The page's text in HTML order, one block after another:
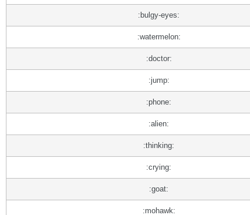
:bulgy-eyes:
:watermelon:
:doctor:
:jump:
:phone:
:alien:
:thinking:
:crying:
:goat:
:mohawk: